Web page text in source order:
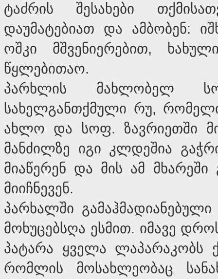
ტაძრის შესახები
დაუმატებიათ და ამბობენ:
ოშკი მშვენიერებით,
წყლებითაო.
პარხლის მახლობელ
სახელგანთქმული რუ,
ახლო და სოფ. ზავრიეთში
მანძილზე იგი კლდეშია
მიაწერენ და მის ამ
მიიჩნევენ.
პარხალში
მოხუცებსღა ესმით. იმავე
პატარა ყველა ლაპარაკობს
რომლის მოსახლეობაც